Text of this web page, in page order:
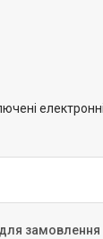
замовлення